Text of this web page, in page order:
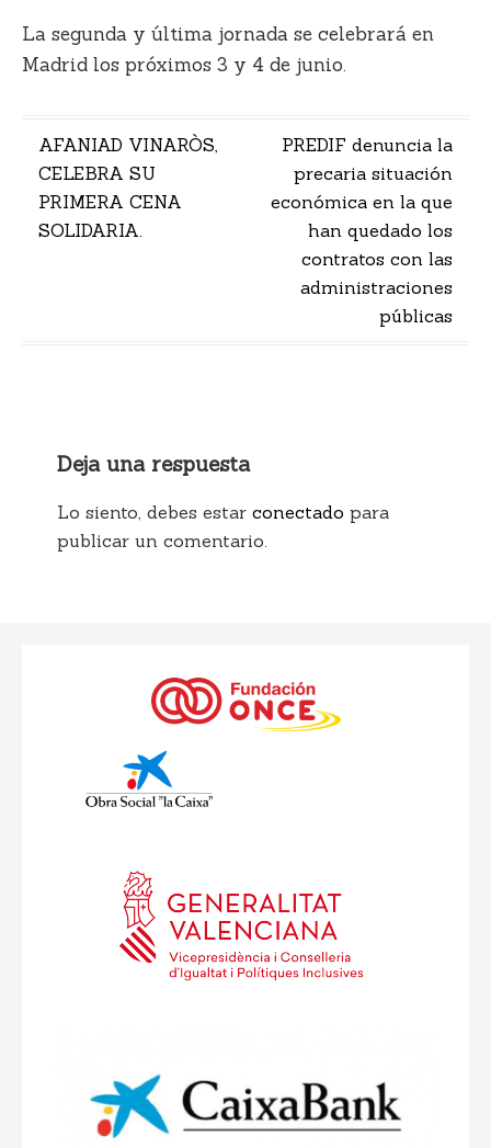
La segunda y última jornada se celebrará en
Madrid los próximos 3 y 4 de junio.
Navegación
de
entradas
AFANIAD VINARÒS,
CELEBRA SU
PRIMERA CENA
SOLIDARIA.
PREDIF denuncia la
precaria situación
económica en la que
han quedado los
contratos con las
administraciones
públicas
Deja una respuesta
Lo siento, debes estar conectado para
publicar un comentario.